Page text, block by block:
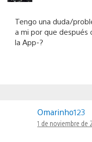
Tengo una duda/
a mi por que después
la App-?
Omarinho123
1 de noviembre de